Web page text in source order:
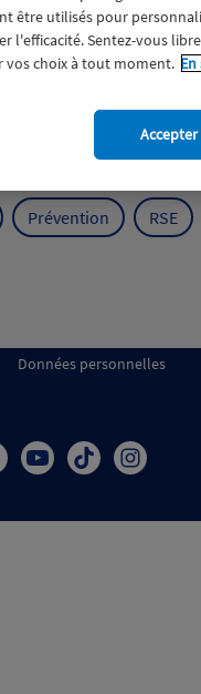
Expérience clients
Prévention RSE
Données personnelles
être utilisés pour
l'efficacité. Sentez-vous
vos choix à tout moment.
Accepter